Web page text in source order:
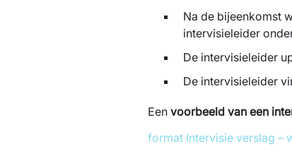
Na de bijeenkomst
intervisieleider
De intervisieleider
De intervisieleider
Een voorbeeld van een
format Intervisie verslag –